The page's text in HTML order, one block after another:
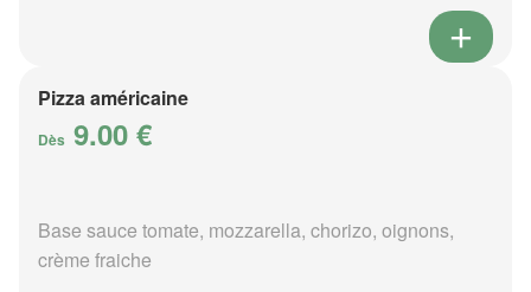
Pizza américaine
Dès 9.00 €
Base sauce tomate, mozzarella, chorizo, oignons,
crème fraiche